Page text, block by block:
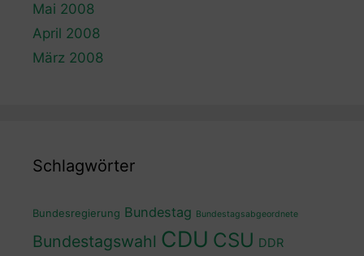
Mai 2008
April 2008
März 2008
Schlagwörter
Bundesregierung Bundestag Bundestagsabgeordnete
Bundestagswahl CDU CSU DDR